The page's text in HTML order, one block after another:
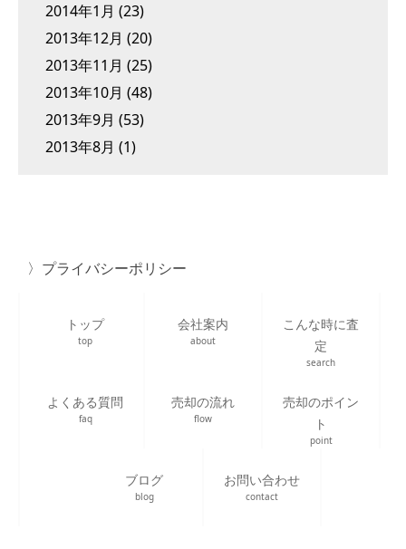
2014年1月 (23)
2013年12月 (20)
2013年11月 (25)
2013年10月 (48)
2013年9月 (53)
2013年8月 (1)
プライバシーポリシー
トップ
top
会社案内
about
こんな時に査
定
search
よくある質問
faq
売却の流れ
flow
売却のポイン
ト
point
ブログ
blog
お問い合わせ
contact